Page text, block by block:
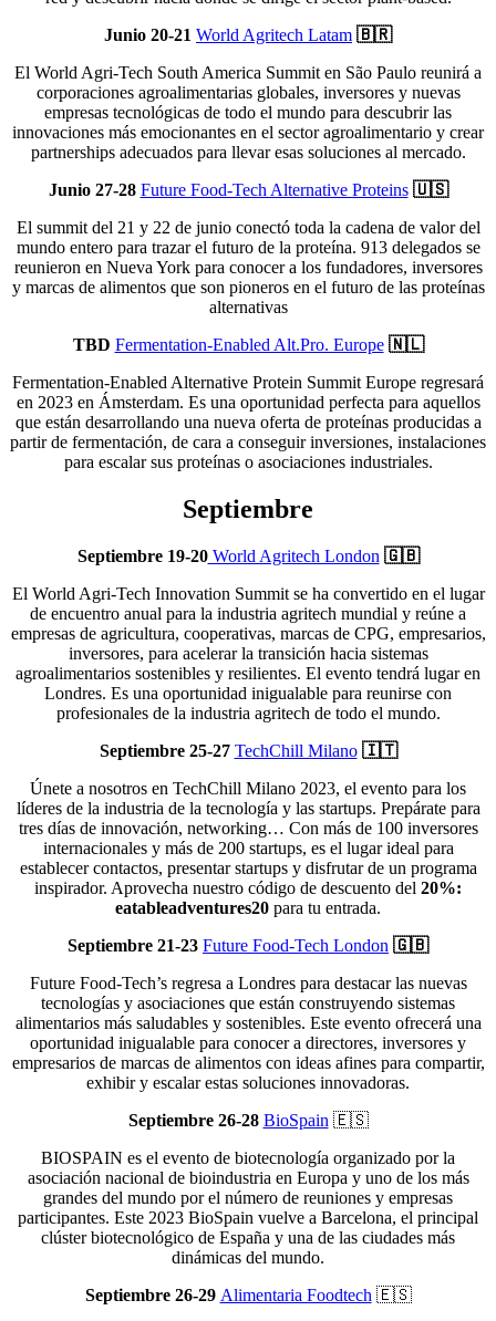
Junio 20-21 World Agritech Latam 🇧🇷
El World Agri-Tech South America Summit en São Paulo reunirá a
corporaciones agroalimentarias globales, inversores y nuevas
empresas tecnológicas de todo el mundo para descubrir las
innovaciones más emocionantes en el sector agroalimentario y crear
partnerships adecuados para llevar esas soluciones al mercado.
Junio 27-28 Future Food-Tech Alternative Proteins 🇺🇸
El summit del 21 y 22 de junio conectó toda la cadena de valor del
mundo entero para trazar el futuro de la proteína. 913 delegados se
reunieron en Nueva York para conocer a los fundadores, inversores
y marcas de alimentos que son pioneros en el futuro de las proteínas
alternativas
TBD Fermentation-Enabled Alt.Pro. Europe 🇳🇱
Fermentation-Enabled Alternative Protein Summit Europe regresará
en 2023 en Ámsterdam. Es una oportunidad perfecta para aquellos
que están desarrollando una nueva oferta de proteínas producidas a
partir de fermentación, de cara a conseguir inversiones, instalaciones
para escalar sus proteínas o asociaciones industriales.
Septiembre
Septiembre 19-20World Agritech London 🇬🇧
El World Agri-Tech Innovation Summit se ha convertido en el lugar
de encuentro anual para la industria agritech mundial y reúne a
empresas de agricultura, cooperativas, marcas de CPG, empresarios,
inversores, para acelerar la transición hacia sistemas
agroalimentarios sostenibles y resilientes. El evento tendrá lugar en
Londres. Es una oportunidad inigualable para reunirse con
profesionales de la industria agritech de todo el mundo.
Septiembre 25-27 TechChill Milano 🇮🇹
Únete a nosotros en TechChill Milano 2023, el evento para los
líderes de la industria de la tecnología y las startups. Prepárate para
tres días de innovación, networking… Con más de 100 inversores
internacionales y más de 200 startups, es el lugar ideal para
establecer contactos, presentar startups y disfrutar de un programa
inspirador. Aprovecha nuestro código de descuento del 20%:
eatableadventures20 para tu entrada.
Septiembre 21-23 Future Food-Tech London 🇬🇧
Future Food-Tech’s regresa a Londres para destacar las nuevas
tecnologías y asociaciones que están construyendo sistemas
alimentarios más saludables y sostenibles. Este evento ofrecerá una
oportunidad inigualable para conocer a directores, inversores y
empresarios de marcas de alimentos con ideas afines para compartir,
exhibir y escalar estas soluciones innovadoras.
Septiembre 26-28 BioSpain 🇪🇸
BIOSPAIN es el evento de biotecnología organizado por la
asociación nacional de bioindustria en Europa y uno de los más
grandes del mundo por el número de reuniones y empresas
participantes. Este 2023 BioSpain vuelve a Barcelona, ​​el principal
clúster biotecnológico de España y una de las ciudades más
dinámicas del mundo.
Septiembre 26-29 Alimentaria Foodtech 🇪🇸